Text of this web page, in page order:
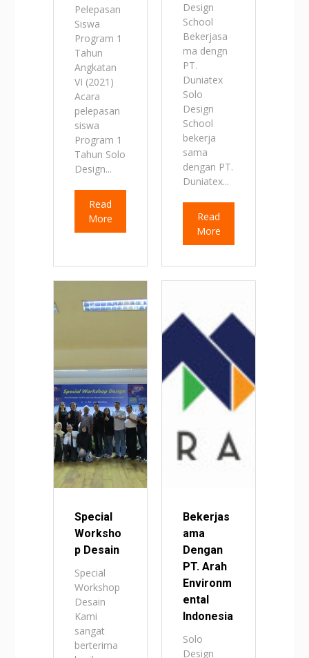
Pelepasan
Siswa
Program 1
Tahun
Angkatan
VI (2021)
Acara
pelepasan
siswa
Program 1
Tahun Solo
Design...
Read
More
Design
School
Bekerjasa
ma dengn
PT.
Duniatex
Solo
Design
School
bekerja
sama
dengan PT.
Duniatex...
Read
More
Special
Worksho
p Desain
Special
Workshop
Desain
Kami
sangat
berterima
Bekerjas
ama
Dengan
PT. Arah
Environm
ental
Indonesia
Solo
Design